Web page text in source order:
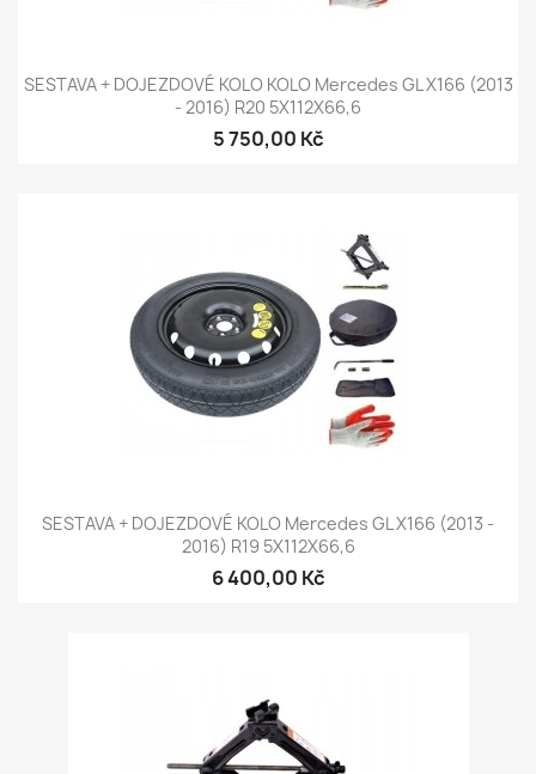
SESTAVA + DOJEZDOVÉ KOLO KOLO Mercedes GL X166 (2013
- 2016) R20 5X112X66,6
5 750,00 Kč
SESTAVA + DOJEZDOVÉ KOLO Mercedes GL X166 (2013 -
2016) R19 5X112X66,6
6 400,00 Kč